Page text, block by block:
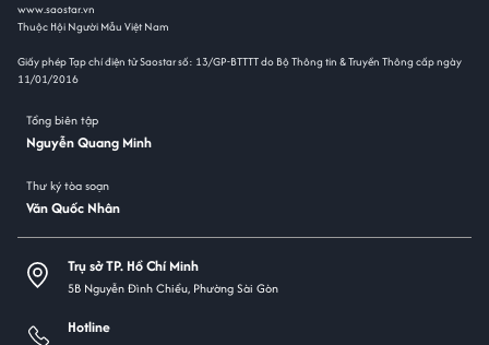
www.saostar.vn
Thuộc Hội Người Mẫu Việt Nam
Giấy phép Tạp chí điện tử Saostar số: 13/GP-BTTTT do Bộ Thông tin & Truyền Thông cấp ngày
11/01/2016
Tổng biên tập
Nguyễn Quang Minh
Thư ký tòa soạn
Văn Quốc Nhân
Trụ sở TP. Hồ Chí Minh
5B Nguyễn Đình Chiểu, Phường Sài Gòn
Hotline